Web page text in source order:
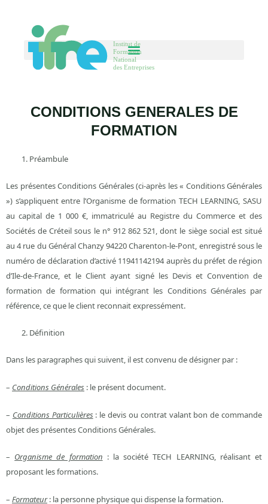
contenu
CONDITIONS GENERALES DE
FORMATION
Préambule
Les présentes Conditions Générales (ci-après les « Conditions Générales
») s’appliquent entre l’Organisme de formation TECH LEARNING, SASU
au capital de 1 000 €, immatriculé au Registre du Commerce et des
Sociétés de Créteil sous le n° 912 862 521, dont le siège social est situé
au 4 rue du Général Chanzy 94220 Charenton-le-Pont, enregistré sous le
numéro de déclaration d’activé 11941142194 auprès du préfet de région
d’Ile-de-France, et le Client ayant signé les Devis et Convention de
formation de formation qui intégrant les Conditions Générales par
référence, ce que le client reconnait expressément.
Définition
Dans les paragraphes qui suivent, il est convenu de désigner par :
– Conditions Générales : le présent document.
– Conditions Particulières: le devis ou contrat valant bon de commande
objet des présentes Conditions Générales.
– Organisme de formation : la société TECH LEARNING, réalisant et
proposant les formations.
– Formateur: la personne physique qui dispense la formation.